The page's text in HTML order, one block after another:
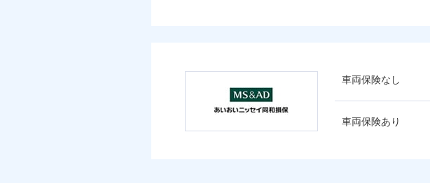
車両保険なし
車両保険あり